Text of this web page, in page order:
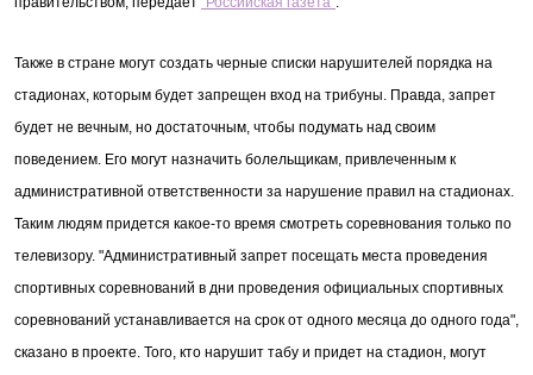
Также в стране могут создать черные списки нарушителей порядка на
стадионах, которым будет запрещен вход на трибуны. Правда, запрет
будет не вечным, но достаточным, чтобы подумать над своим
поведением. Его могут назначить болельщикам, привлеченным к
административной ответственности за нарушение правил на стадионах.
Таким людям придется какое-то время смотреть соревнования только по
телевизору. "Административный запрет посещать места проведения
спортивных соревнований в дни проведения официальных спортивных
соревнований устанавливается на срок от одного месяца до одного года",
сказано в проекте. Того, кто нарушит табу и придет на стадион, могут